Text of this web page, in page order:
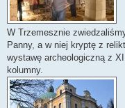
W Trzemesznie
Panny, a w niej kryptę z
wystawę archeologiczną z
kolumny.